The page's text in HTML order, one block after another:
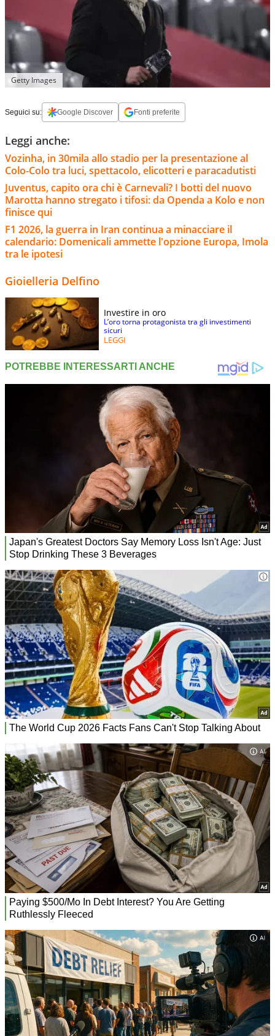
Getty Images
Seguici su: Google Discover Fonti preferite
Leggi anche:
Vozinha, in 30mila allo stadio per la presentazione al
Colo-Colo tra luci, spettacolo, elicotteri e paracadutisti
Juventus, capito ora chi è Carnevali? I botti del nuovo
Marotta hanno stregato i tifosi: da Openda a Kolo e non
finisce qui
F1 2026, la guerra in Iran continua a minacciare il
calendario: Domenicali ammette l'opzione Europa, Imola
tra le ipotesi
Gioielleria Delfino
Investire in oro
L’oro torna protagonista tra gli investimenti
sicuri
LEGGI